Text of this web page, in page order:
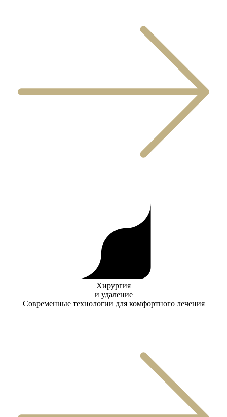
Хирургия
и удаление
Современные технологии для комфортного лечения